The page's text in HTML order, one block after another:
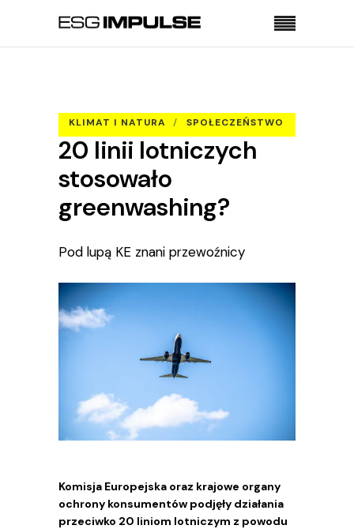
KLIMAT I NATURA
SPOŁECZEŃSTWO
TRANSPORT
20 linii lotniczych
stosowało
greenwashing?
Pod lupą KE znani przewoźnicy
Komisja Europejska oraz krajowe organy
ochrony konsumentów podjęły działania
przeciwko 20 liniom lotniczym z powodu